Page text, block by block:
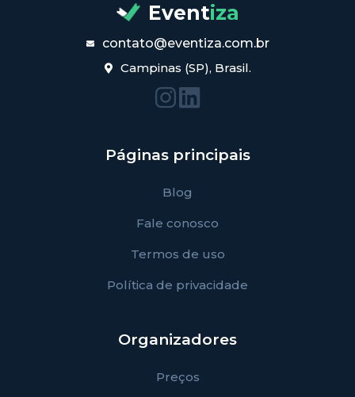
Eventiza
contato@eventiza.com.br
Campinas (SP), Brasil.
Páginas principais
Blog
Fale conosco
Termos de uso
Política de privacidade
Organizadores
Preços